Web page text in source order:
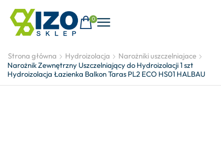
0
Strona główna Hydroizolacja
Narożniki uszczelniajace
Narożnik Zewnętrzny Uszczelniający do Hydroizolacji 1 szt
Hydroizolacja Łazienka Balkon Taras PL2 ECO HS01 HALBAU